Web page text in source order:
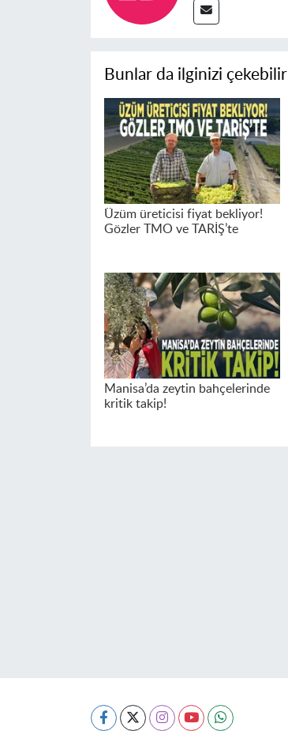
Bunlar da ilginizi çekebilir
Üzüm üreticisi fiyat bekliyor!
Gözler TMO ve TARİŞ’te
Manisa’da zeytin bahçelerinde
kritik takip!